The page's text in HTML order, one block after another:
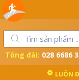
LUÔN
Tổng đài: 028 6686